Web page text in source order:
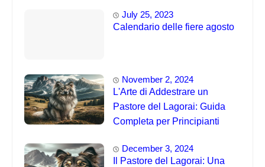
July 25, 2023
Calendario delle fiere agosto
November 2, 2024
L'Arte di Addestrare un
Pastore del Lagorai: Guida
Completa per Principianti
December 3, 2024
Il Pastore del Lagorai: Una